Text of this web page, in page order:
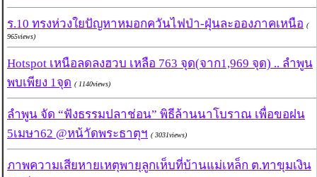
ร.10 ทรงห่วงใยปัญหาหมอกควันไฟป่า-ฝุ่นละอองภาคเหนือ (
965views)
Hotspot เหนือลดลงฮวบ เหลือ 763 จุด(จาก1,969 จุด) .. ลำพูน
พบเพียง 1จุด ( 1140views)
ลำพูน จัด “ฟังธรรมปลาช่อน” พิธีล้านนาโบราณ เพื่อขอฝน
5เมษา62 @หน้าัดพระธาตุฯ ( 3031views)
ภาพความเสียหายเหตุพายุลูกเห็บที่บ้านแม่เหล็ก ต.ทาขุมเงิน